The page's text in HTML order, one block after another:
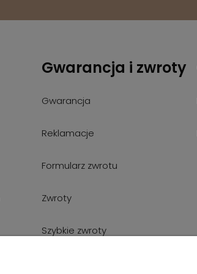
Gwarancja i zwroty
Gwarancja
Reklamacje
Formularz zwrotu
Zwroty
Szybkie zwroty